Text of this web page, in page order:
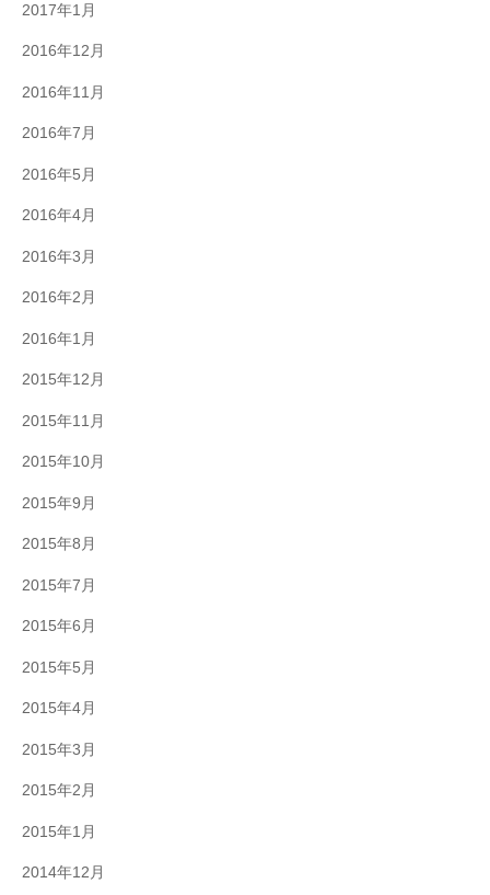
2017年1月
2016年12月
2016年11月
2016年7月
2016年5月
2016年4月
2016年3月
2016年2月
2016年1月
2015年12月
2015年11月
2015年10月
2015年9月
2015年8月
2015年7月
2015年6月
2015年5月
2015年4月
2015年3月
2015年2月
2015年1月
2014年12月